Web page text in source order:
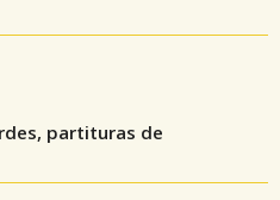
partituras de